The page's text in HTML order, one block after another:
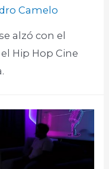
Camelo
alzó con el
Hip Hop Cine